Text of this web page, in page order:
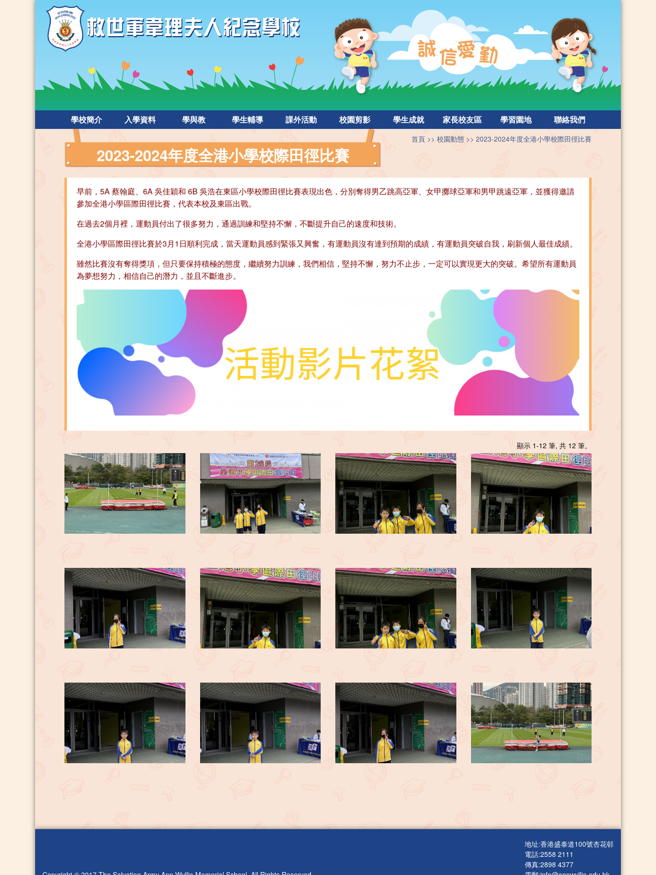
學校簡介 入學資料 學與教 學生輔導 課外活動 校園剪影 學生成就 家長校友區 學習園地 聯絡我們
2023-2024年度全港小學校際田徑比賽
首頁 校園動態 2023-2024年度全港小學校際田徑比賽
早前，5A 蔡翰庭、6A 吳佳穎和 6B 吳浩在東區小學校際田徑比賽表現出色，分別奪得男乙跳高亞軍、女甲擲球亞軍和男甲跳遠亞軍，並獲得邀請
參加全港小學區際田徑比賽，代表本校及東區出戰。
在過去2個月裡，運動員付出了很多努力，通過訓練和堅持不懈，不斷提升自己的速度和技術。
全港小學區際田徑比賽於3月1日順利完成，當天運動員感到緊張又興奮，有運動員沒有達到預期的成績，有運動員突破自我，刷新個人最佳成績。
雖然比賽沒有奪得獎項，但只要保持積極的態度，繼續努力訓練，我們相信，堅持不懈，努力不止步，一定可以實現更大的突破。希望所有運動員
為夢想努力，相信自己的潛力，並且不斷進步。
顯示 1-12 筆, 共 12 筆。
地址:香港盛泰道100號杏花邨
電話:2558 2111
傳真:2898 4377